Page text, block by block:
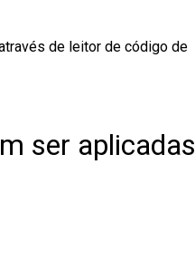
de leitor de código de
ser aplicadas